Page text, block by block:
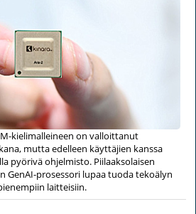
kielimalleineen on valloittanut
mutta edelleen käyttäjien kanssa
pyörivä ohjelmisto. Piilaaksolaisen
GenAI-prosessori lupaa tuoda tekoälyn
laitteisiin.